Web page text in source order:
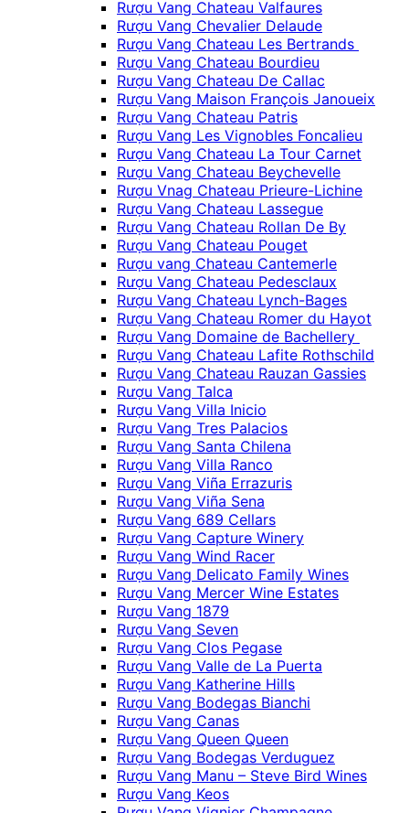
Rượu Vang Chateau Valfaures
Rượu Vang Chevalier Delaude
Rượu Vang Chateau Les Bertrands
Rượu Vang Chateau Bourdieu
Rượu Vang Chateau De Callac
Rượu Vang Maison François Janoueix
Rượu Vang Chateau Patris
Rượu Vang Les Vignobles Foncalieu
Rượu Vang Chateau La Tour Carnet
Rượu Vang Chateau Beychevelle
Rượu Vnag Chateau Prieure-Lichine
Rượu Vang Chateau Lassegue
Rượu Vang Chateau Rollan De By
Rượu Vang Chateau Pouget
Rượu vang Chateau Cantemerle
Rượu Vang Chateau Pedesclaux
Rượu Vang Chateau Lynch-Bages
Rượu Vang Chateau Romer du Hayot
Rượu Vang Domaine de Bachellery
Rượu Vang Chateau Lafite Rothschild
Rượu Vang Chateau Rauzan Gassies
Rượu Vang Talca
Rượu Vang Villa Inicio
Rượu Vang Tres Palacios
Rượu Vang Santa Chilena
Rượu Vang Villa Ranco
Rượu Vang Viña Errazuris
Rượu Vang Viña Sena
Rượu Vang 689 Cellars
Rượu Vang Capture Winery
Rượu Vang Wind Racer
Rượu Vang Delicato Family Wines
Rượu Vang Mercer Wine Estates
Rượu Vang 1879
Rượu Vang Seven
Rượu Vang Clos Pegase
Rượu Vang Valle de La Puerta
Rượu Vang Katherine Hills
Rượu Vang Bodegas Bianchi
Rượu Vang Canas
Rượu Vang Queen Queen
Rượu Vang Bodegas Verduguez
Rượu Vang Manu – Steve Bird Wines
Rượu Vang Keos